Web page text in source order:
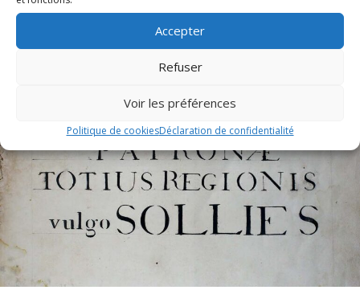
Accepter
Refuser
Voir les préférences
Politique de cookiesDéclaration de confidentialité
À la une